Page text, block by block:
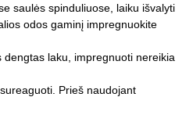
saulės spinduliuose, laiku išvalyti
odos gaminį impregnuokite
laku, impregnuoti nereikia
Prieš naudojant